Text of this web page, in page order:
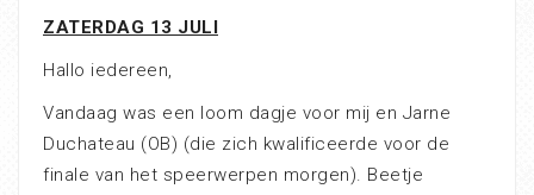
ZATERDAG 13 JULI
Hallo iedereen,
Vandaag was een loom dagje voor mij en Jarne
Duchateau (OB) (die zich kwalificeerde voor de
finale van het speerwerpen morgen). Beetje